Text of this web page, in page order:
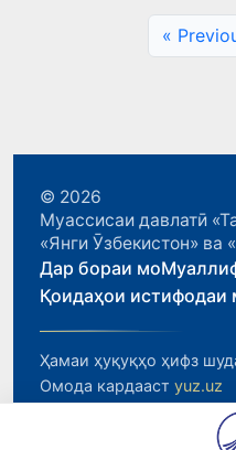
«
© 2026
Муассисаи давлатӣ
«Янги Ӯзбекистон» ва
Дар бораи мо
Қоидаҳои истифодаи
Ҳамаи ҳуқуқҳо ҳифз
Омода кардааст yuz.uz